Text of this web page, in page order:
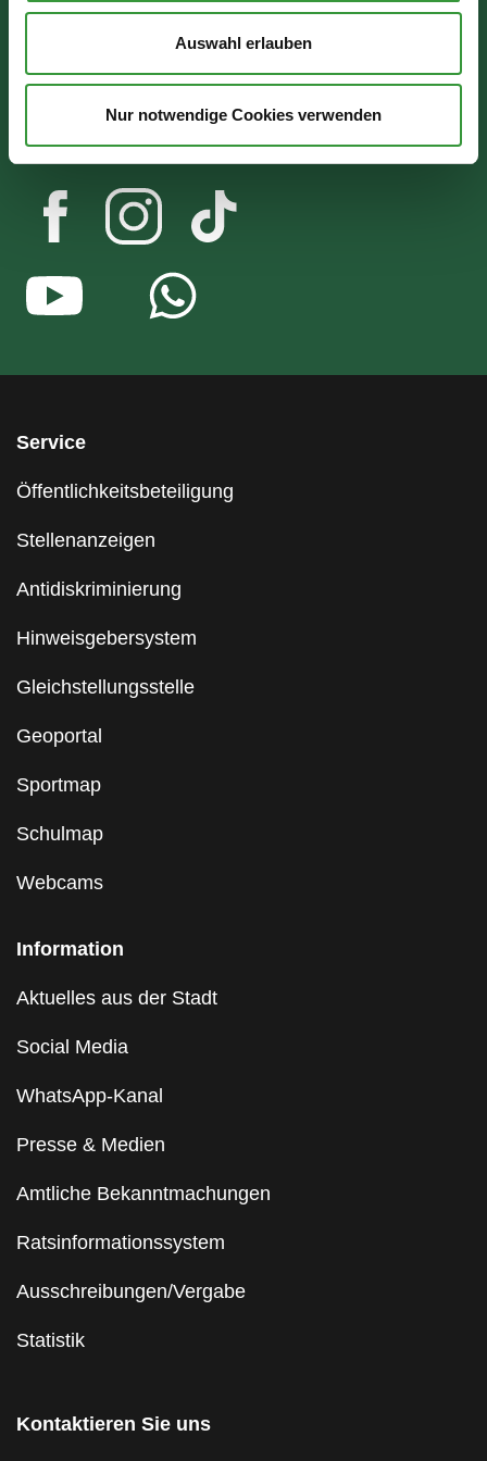
Auswahl erlauben
Nur notwendige Cookies verwenden
Service
Öffentlichkeitsbeteiligung
Stellenanzeigen
Antidiskriminierung
Hinweisgebersystem
Gleichstellungsstelle
Geoportal
Sportmap
Schulmap
Webcams
Information
Aktuelles aus der Stadt
Social Media
WhatsApp-Kanal
Presse & Medien
Amtliche Bekanntmachungen
Ratsinformationssystem
Ausschreibungen/Vergabe
Statistik
Kontaktieren Sie uns
Mo - Mi: 07:30 - 16:30 Uhr
Do: 07:30 - 17:30 Uhr